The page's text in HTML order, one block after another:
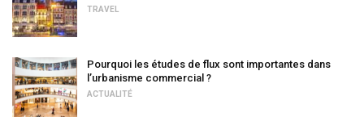
TRAVEL
Pourquoi les études de flux sont importantes dans
l’urbanisme commercial ?
ACTUALITÉ